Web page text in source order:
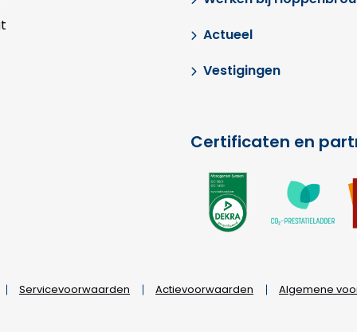
Actueel
Vestigingen
Certificaten en
naar
externe
link
Ga
Servicevoorwaarden Actievoorwaarden Algemene